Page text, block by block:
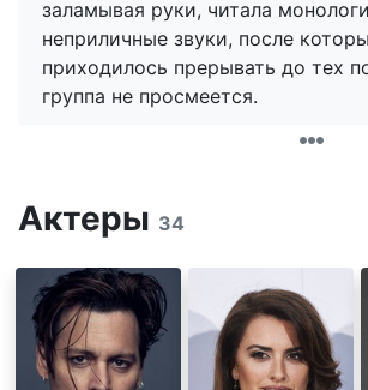
заламывая руки, читала
неприличные звуки, после
приходилось прерывать до тех
группа не просмеется.
Актеры 34